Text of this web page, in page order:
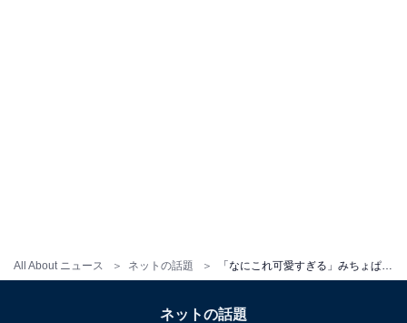
All About ニュース ネットの話題
ネットの話題